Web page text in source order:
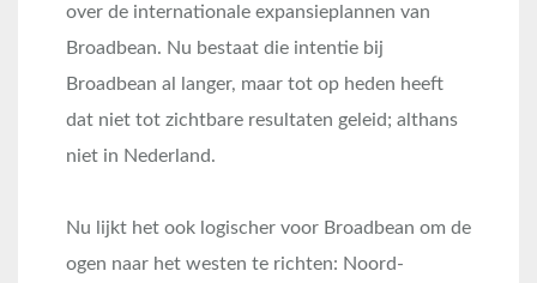
over de internationale expansieplannen van
Broadbean. Nu bestaat die intentie bij
Broadbean al langer, maar tot op heden heeft
dat niet tot zichtbare resultaten geleid; althans
niet in Nederland.
Nu lijkt het ook logischer voor Broadbean om de
ogen naar het westen te richten: Noord-